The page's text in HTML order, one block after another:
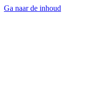
Ga naar de inhoud